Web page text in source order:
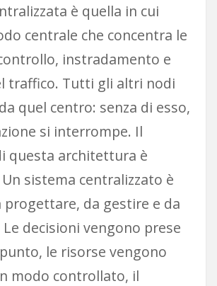
è quella in cui
centrale che concentra le
instradamento e
traffico. Tutti gli altri nodi
quel centro: senza di esso,
si interrompe. Il
questa architettura è
sistema centralizzato è
progettare, da gestire e da
decisioni vengono prese
le risorse vengono
modo controllato, il